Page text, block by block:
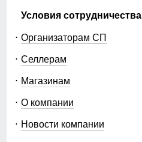
Условия сотрудничества
Организаторам СП
Селлерам
Магазинам
О компании
Новости компании